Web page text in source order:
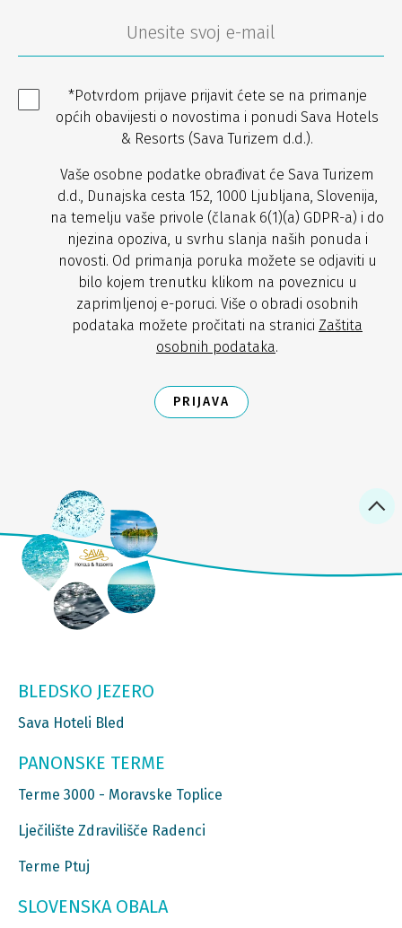
*Potvrdom prijave prijavit ćete se na primanje
općih obavijesti o novostima i ponudi Sava Hotels
& Resorts (Sava Turizem d.d.).
Vaše osobne podatke obrađivat će Sava Turizem
d.d., Dunajska cesta 152, 1000 Ljubljana, Slovenija,
na temelju vaše privole (članak 6(1)(a) GDPR-a) i do
njezina opoziva, u svrhu slanja naših ponuda i
novosti. Od primanja poruka možete se odjaviti u
bilo kojem trenutku klikom na poveznicu u
zaprimljenoj e-poruci. Više o obradi osobnih
podataka možete pročitati na stranici Zaštita
osobnih podataka.
PRIJAVA
BLEDSKO JEZERO
Sava Hoteli Bled
PANONSKE TERME
Terme 3000 - Moravske Toplice
Lječilište Zdravilišče Radenci
Terme Ptuj
SLOVENSKA OBALA